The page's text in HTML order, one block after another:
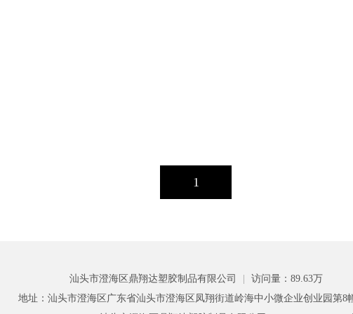
1
汕头市澄海区鼎翔达塑胶制品有限公司
访问量：89.63万
地址：汕头市澄海区广东省汕头市澄海区凤翔街道岭海中小微企业创业园第8